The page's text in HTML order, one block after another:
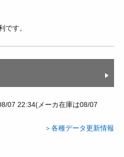
です。
07 22:34(メーカ在庫は08/07
＞各種データ更新情報